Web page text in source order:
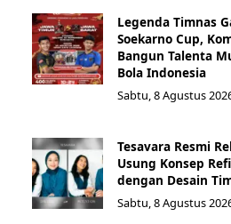
Legenda Timnas
Soekarno Cup,
Bangun Talenta
Bola Indonesia
Sabtu, 8 Agustus
Tesavara Resmi
Usung Konsep
dengan Desain
Sabtu, 8 Agustus